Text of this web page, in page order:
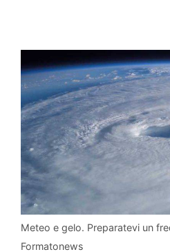
Meteo e gelo. Preparatevi un
Formatonews